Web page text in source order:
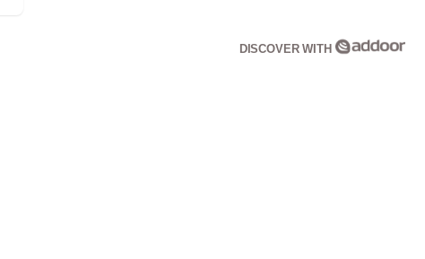
DISCOVER WITH